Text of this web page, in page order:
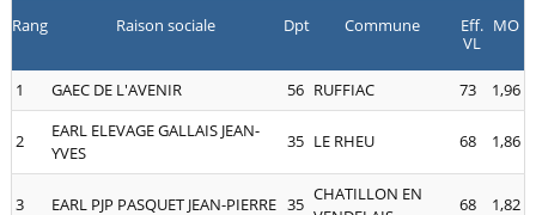
Rang
Raison sociale Dpt Commune
Eff.
VL
MO
1 GAEC DE L'AVENIR 56 RUFFIAC 73 1,96
2
EARL ELEVAGE GALLAIS JEAN-
YVES
35 LE RHEU 68 1,86
3 EARL PJP PASQUET JEAN-PIERRE 35 CHATILLON EN
68 1,82